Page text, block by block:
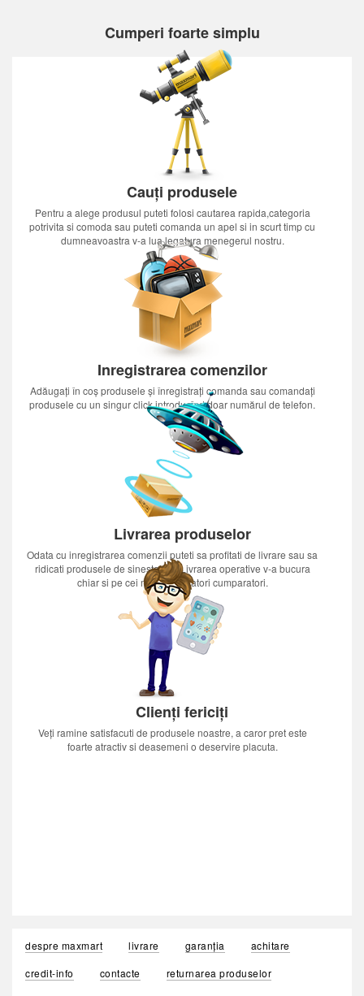
Cumperi foarte simplu
Cauți produsele
Pentru a alege produsul puteti folosi cautarea rapida,categoria
potrivita si comoda sau puteti comanda un apel si in scurt timp cu
dumneavoastra v-a lua legatura menegerul nostru.
Inregistrarea comenzilor
Adăugați în coș produsele și înregistrați comanda sau comandați
produsele cu un singur click introducînd doar numărul de telefon.
Livrarea produselor
Odata cu inregistrarea comenzii puteti sa profitati de livrare sau sa
ridicati produsele de sinestatator.Livrarea operative v-a bucura
chiar si pe cei mai nerabdatori cumparatori.
Clienți fericiți
Veți ramine satisfacuti de produsele noastre, a caror pret este
foarte atractiv si deasemeni o deservire placuta.
despre maxmart livrare garanția
achitare
credit-info
contacte
returnarea produselor